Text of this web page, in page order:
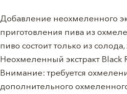
Добавление неохмеленного
приготовления пива из
пиво состоит только из
Неохмеленный экстракт Black
Внимание: требуется
дополнительного охмеленного